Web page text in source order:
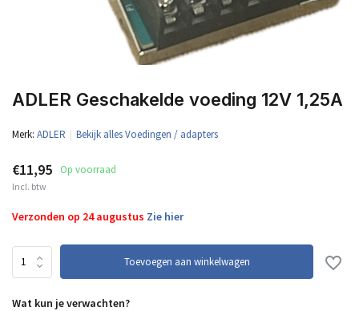
ADLER Geschakelde voeding 12V 1,25A
Merk: ADLER Bekijk alles Voedingen / adapters
€11,95 Op voorraad
Incl. btw
Verzonden op 24 augustus Zie hier
Toevoegen aan winkelwagen
Wat kun je verwachten?